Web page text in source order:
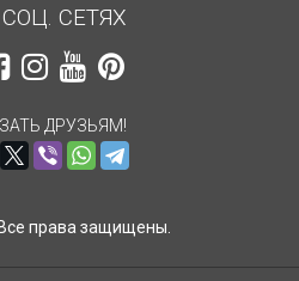
СЕТЯХ
ДРУЗЬЯМ!
права защищены.